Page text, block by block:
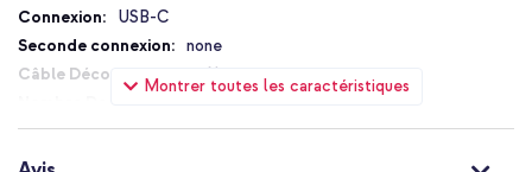
Montrer toutes les caractéristiques
USB-C
none
Non
Oui